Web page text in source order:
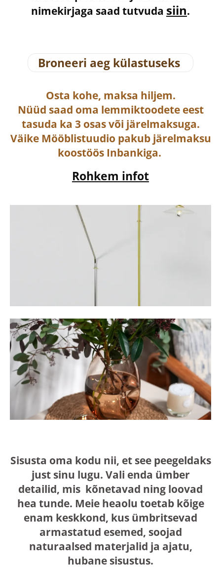
nimekirjaga saad tutvuda siin.
Broneeri aeg külastuseks
Osta kohe, maksa hiljem.
Nüüd saad oma lemmiktoodete eest
tasuda ka 3 osas või järelmaksuga.
Väike Mööblistuudio pakub järelmaksu
koostöös Inbankiga.
Rohkem infot
Sisusta oma kodu nii, et see peegeldaks
just sinu lugu. Vali enda ümber
detailid, mis kõnetavad ning loovad
hea tunde. Meie heaolu toetab kõige
enam keskkond, kus ümbritsevad
armastatud esemed, soojad
naturaalsed materjalid ja ajatu,
hubane sisustus.